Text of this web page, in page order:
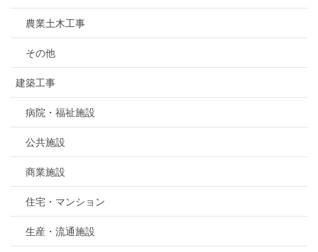
農業土木工事
その他
建築工事
病院・福祉施設
公共施設
商業施設
住宅・マンション
生産・流通施設